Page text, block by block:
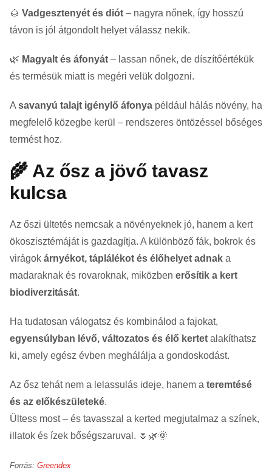
🌰 Vadgesztenyét és diót – nagyra nőnek, így hosszú
távon is jól átgondolt helyet válassz nekik.
🌿 Magyalt és áfonyát – lassan nőnek, de díszítőértékük
és termésük miatt is megéri velük dolgozni.
A savanyú talajt igénylő áfonya például hálás növény, ha
megfelelő közegbe kerül – rendszeres öntözéssel bőséges
termést hoz.
🌾 Az ősz a jövő tavasz
kulcsa
Az őszi ültetés nemcsak a növényeknek jó, hanem a kert
ökoszisztémáját is gazdagítja. A különböző fák, bokrok és
virágok árnyékot, táplálékot és élőhelyet adnak a
madaraknak és rovaroknak, miközben erősítik a kert
biodiverzitását.
Ha tudatosan válogatsz és kombinálod a fajokat,
egyensúlyban lévő, változatos és élő kertet alakíthatsz
ki, amely egész évben meghálálja a gondoskodást.
Az ősz tehát nem a lelassulás ideje, hanem a teremtésé
és az előkészületeké.
Ültess most – és tavasszal a kerted megjutalmaz a színek,
illatok és ízek bőségszaruval. 🌷🌿🌞
Forrás: Greendex